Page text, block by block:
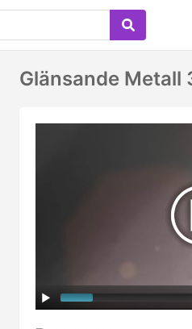
Glänsande Metall